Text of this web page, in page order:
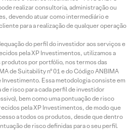
realizar consultoria, administração ou
devendo atuar como intermediário e
para a realização de qualquer operação
do perfil do investidor aos serviços e
pela XP Investimentos, utilizamos a
produtos por portfólio, nos termos das
de Suitability nº 01 e do Código ANBIMA
Essa metodologia consiste em
risco para cada perfil de investidor
bem como uma pontuação de risco
pela XP Investimentos, de modo que
a todos os produtos, desde que dentro
de risco definidas para o seu perfil.